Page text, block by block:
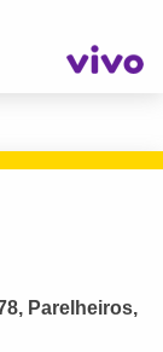
Parelheiros,